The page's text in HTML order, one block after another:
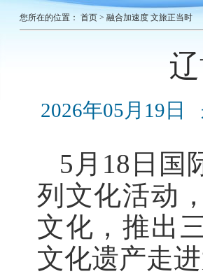
您所在的位置： 首页 > 融合加速度 文旅正当时
2026年05月19日
5月18日国
列文化活动
文化，推出
文化遗产走